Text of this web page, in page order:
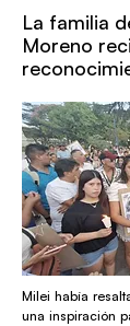
La familia
Moreno
Milei había
una inspiración